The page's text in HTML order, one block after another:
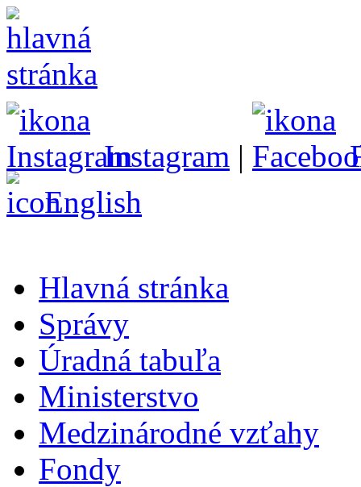
Instagram |
English
Hlavná stránka
Správy
Úradná tabuľa
Ministerstvo
Medzinárodné vzťahy
Fondy